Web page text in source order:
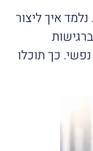
איך ליצור
כך תוכלו